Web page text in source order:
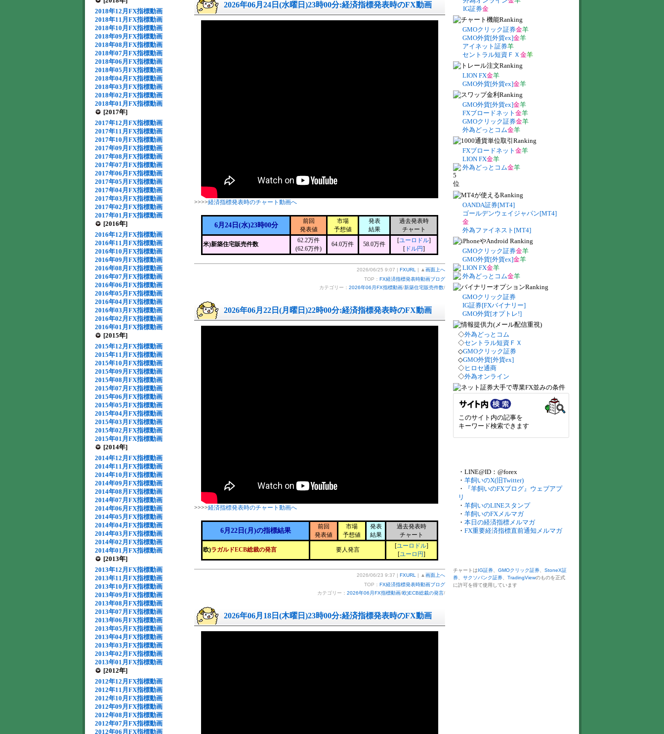
2018年12月FX指標動画
2018年11月FX指標動画
2018年10月FX指標動画
2018年09月FX指標動画
2018年08月FX指標動画
2018年07月FX指標動画
2018年06月FX指標動画
2018年05月FX指標動画
2018年04月FX指標動画
2018年03月FX指標動画
2018年02月FX指標動画
2018年01月FX指標動画
[2017年]
2017年12月FX指標動画
2017年11月FX指標動画
2017年10月FX指標動画
2017年09月FX指標動画
2017年08月FX指標動画
2017年07月FX指標動画
2017年06月FX指標動画
2017年05月FX指標動画
2017年04月FX指標動画
2017年03月FX指標動画
2017年02月FX指標動画
2017年01月FX指標動画
[2016年]
2016年12月FX指標動画
2016年11月FX指標動画
2016年10月FX指標動画
2016年09月FX指標動画
2016年08月FX指標動画
2016年07月FX指標動画
2016年06月FX指標動画
2016年05月FX指標動画
2016年04月FX指標動画
2016年03月FX指標動画
2016年02月FX指標動画
2016年01月FX指標動画
[2015年]
2015年12月FX指標動画
2015年11月FX指標動画
2015年10月FX指標動画
2015年09月FX指標動画
2015年08月FX指標動画
2015年07月FX指標動画
2015年06月FX指標動画
2015年05月FX指標動画
2015年04月FX指標動画
2015年03月FX指標動画
2015年02月FX指標動画
2015年01月FX指標動画
[2014年]
2014年12月FX指標動画
2014年11月FX指標動画
2014年10月FX指標動画
2014年09月FX指標動画
2014年08月FX指標動画
2014年07月FX指標動画
2014年06月FX指標動画
2014年05月FX指標動画
2014年04月FX指標動画
2014年03月FX指標動画
2014年02月FX指標動画
2014年01月FX指標動画
[2013年]
2013年12月FX指標動画
2013年11月FX指標動画
2013年10月FX指標動画
2013年09月FX指標動画
2013年08月FX指標動画
2013年07月FX指標動画
2013年06月FX指標動画
2013年05月FX指標動画
2013年04月FX指標動画
2013年03月FX指標動画
2013年02月FX指標動画
2013年01月FX指標動画
[2012年]
2012年12月FX指標動画
2012年11月FX指標動画
2012年10月FX指標動画
2012年09月FX指標動画
2012年08月FX指標動画
2012年07月FX指標動画
2012年06月FX指標動画
2026年06月24日(水曜日)23時00分:経済指標発表時のFX動画
>>>>経済指標発表時のチャート動画へ
6月24日(水)23時00分
前回
発表値
市場
予想値
発表
結果
過去発表時
チャート
米)新築住宅販売件数
62.2万件
(62.6万件)
64.0万件 58.0万件
[ユーロドル]
[ドル円]
2026/06/25 9:07 | FXURL | ▲ 画面上へ
TOP： FX経済指標発表時動画ブログ
カテゴリー： 2026年06月FX指標動画/新築住宅販売件数/
2026年06月22日(月曜日)22時00分:経済指標発表時のFX動画
>>>>経済指標発表時のチャート動画へ
6月22日(月)の指標結果
前回
発表値
市場
予想値
発表
結果
過去発表時
チャート
欧)ラガルドECB総裁の発言 要人発言
[ユーロドル]
[ユーロ円]
2026/06/23 9:37 | FXURL | ▲ 画面上へ
TOP： FX経済指標発表時動画ブログ
カテゴリー： 2026年06月FX指標動画/欧)ECB総裁の発言/
2026年06月18日(木曜日)23時00分:経済指標発表時のFX動画
IG証券金
GMOクリック証券金羊
GMO外貨[外貨ex]金羊
アイネット証券羊
セントラル短資ＦＸ 金羊
LION FX金羊
GMO外貨[外貨ex]金羊
GMO外貨[外貨ex]金羊
FXブロードネット 金羊
GMOクリック証券金羊
外為どっとコム金羊
FXブロードネット 金羊
LION FX金羊
外為どっとコム金羊
OANDA証券[MT4]
ゴールデンウェイジャパン[MT4]
金
外為ファイネスト[MT4]
GMOクリック証券金羊
GMO外貨[外貨ex]金羊
LION FX金羊
外為どっとコム金羊
GMOクリック証券
IG証券[FXバイナリー]
GMO外貨[オプトレ!]
◇外為どっとコム
◇セントラル短資ＦＸ
◇GMOクリック証券
◇GMO外貨[外貨ex]
◇ヒロセ通商
◇外為オンライン
このサイト内の記事を
キーワード検索できます
・LINE@ID：@forex
・ 羊飼いのX(旧Twitter)
・
『羊飼いのFXブログ』ウェブアプ
リ
・ 羊飼いのLINEスタンプ
・ 羊飼いのFXメルマガ
・ 本日の経済指標メルマガ
・ FX重要経済指標直前通知メルマガ
チャートはIG証券 GMOクリック証券
StoneX証
券
サクソバンク証券 TradingViewのものを正式
に許可を得て使用しています